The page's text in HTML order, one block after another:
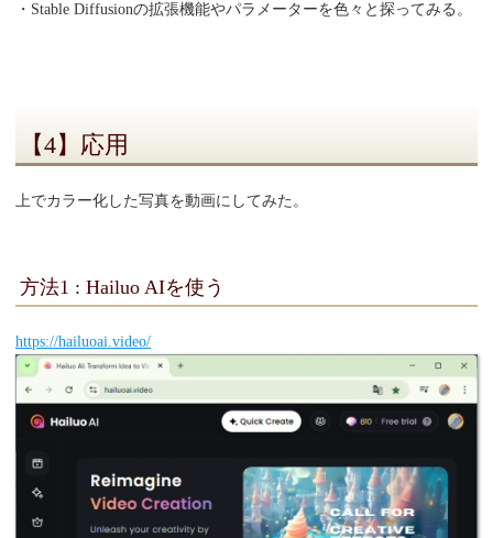
・Stable Diffusionの拡張機能やパラメーターを色々と探ってみる。
【4】応用
上でカラー化した写真を動画にしてみた。
方法1 : Hailuo AIを使う
https://hailuoai.video/